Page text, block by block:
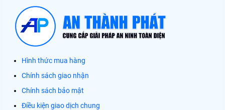
Hình thức mua hàng
Chính sách giao nhận
Chính sách bảo mật
Điều kiện giao dịch chung